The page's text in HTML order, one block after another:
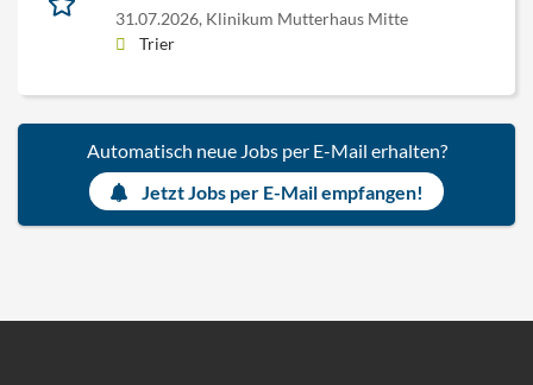
31.07.2026, Klinikum Mutterhaus Mitte
Trier
Automatisch neue Jobs per E-Mail erhalten?
Jetzt Jobs per E-Mail empfangen!